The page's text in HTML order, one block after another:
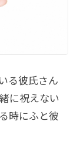
る彼氏さん
に祝えない
時にふと彼